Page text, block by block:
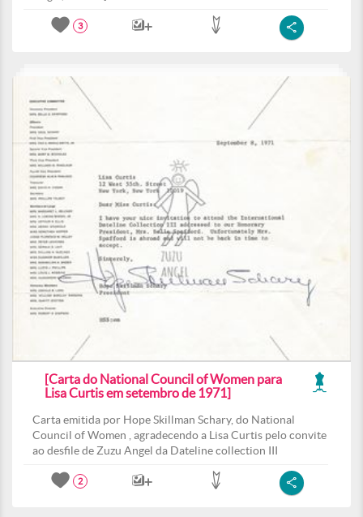
3
[Carta do National Council of Women para
Lisa Curtis em setembro de 1971]
Carta emitida por Hope Skillman Schary, do National
Council of Women , agradecendo a Lisa Curtis pelo convite
ao desfile de Zuzu Angel da Dateline collection III
2